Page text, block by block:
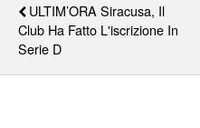
ULTIM’ORA Siracusa, Il
Club Ha Fatto L'iscrizione In
Serie D